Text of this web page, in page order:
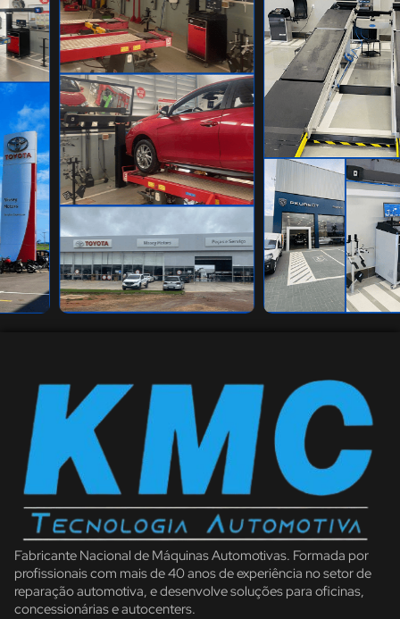
Fabricante Nacional de Máquinas Automotivas. Formada por
profissionais com mais de 40 anos de experiência no setor de
reparação automotiva, e desenvolve soluções para oficinas,
concessionárias e autocenters.